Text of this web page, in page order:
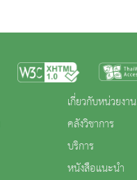
เกี่ยวกับหน่วยงาน
คลังวิชาการ
บริการ
หนังสือแนะนำ